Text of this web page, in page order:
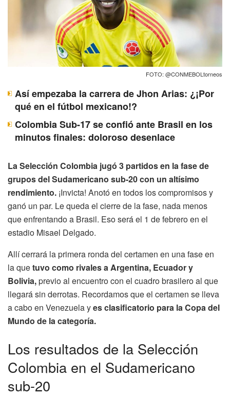
FOTO: @CONMEBOLtorneos
Así empezaba la carrera de Jhon Arias: ¿¡Por
qué en el fútbol mexicano!?
Colombia Sub-17 se confió ante Brasil en los
minutos finales: doloroso desenlace
La Selección Colombia jugó 3 partidos en la fase de
grupos del Sudamericano sub-20 con un altísimo
rendimiento. ¡Invicta! Anotó en todos los compromisos y
ganó un par. Le queda el cierre de la fase, nada menos
que enfrentando a Brasil. Eso será el 1 de febrero en el
estadio Misael Delgado.
Allí cerrará la primera ronda del certamen en una fase en
la quetuvo como rivales a Argentina, Ecuador y
Bolivia,previo al encuentro con el cuadro brasilero al que
llegará sin derrotas. Recordamos que el certamen se lleva
a cabo en Venezuela yes clasificatorio para la Copa del
Mundo de la categoría.
Los resultados de la Selección
Colombia en el Sudamericano
sub-20